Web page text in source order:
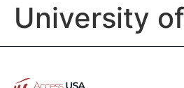
University